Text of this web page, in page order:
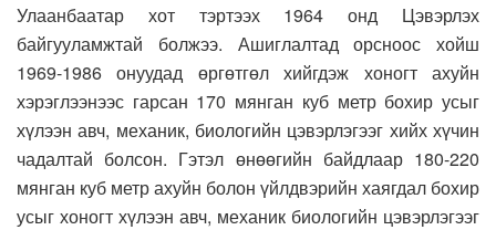
Улаанбаатар хот тэртээх 1964 онд Цэвэрлэх
байгууламжтай болжээ. Ашиглалтад орсноос хойш
1969-1986 онуудад өргөтгөл хийгдэж хоногт ахуйн
хэрэглээнээс гарсан 170 мянган куб метр бохир усыг
хүлээн авч, механик, биологийн цэвэрлэгээг хийх хүчин
чадалтай болсон. Гэтэл өнөөгийн байдлаар 180-220
мянган куб метр ахуйн болон үйлдвэрийн хаягдал бохир
усыг хоногт хүлээн авч, механик биологийн цэвэрлэгээг